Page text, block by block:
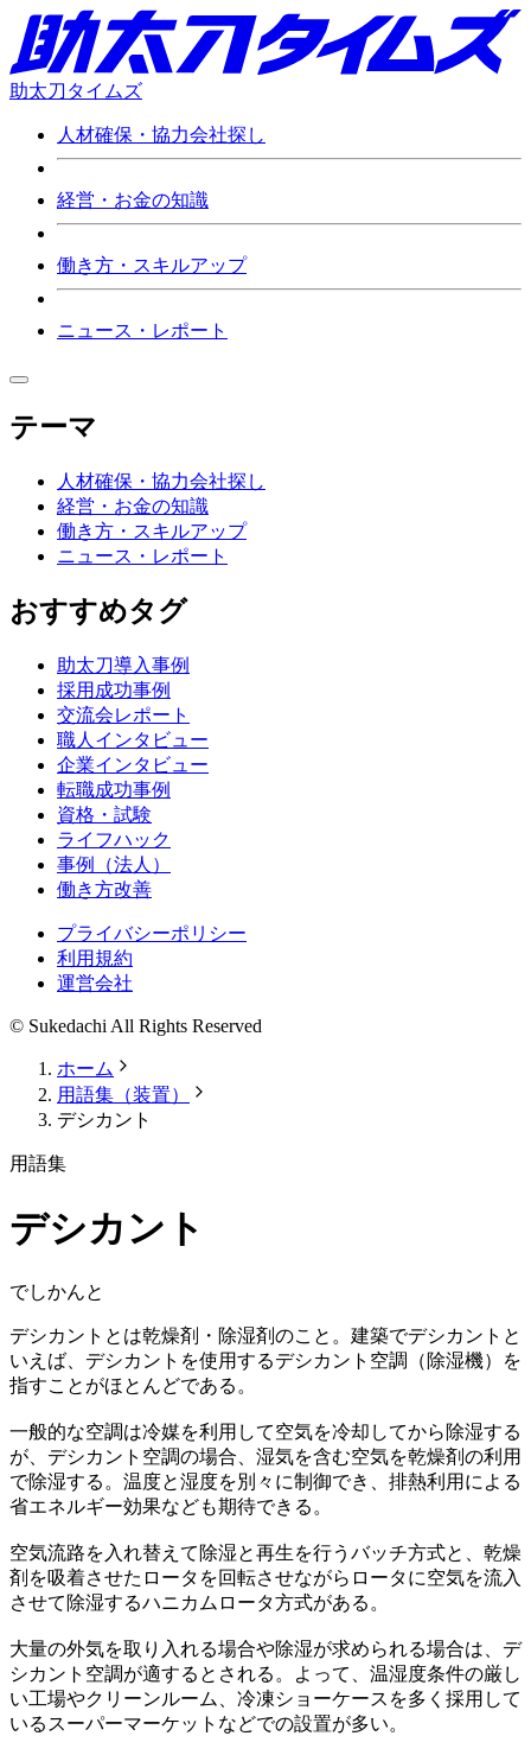
助太刀タイムズ
人材確保・協力会社探し
経営・お金の知識
働き方・スキルアップ
ニュース・レポート
テーマ
人材確保・協力会社探し
経営・お金の知識
働き方・スキルアップ
ニュース・レポート
おすすめタグ
助太刀導入事例
採用成功事例
交流会レポート
職人インタビュー
企業インタビュー
転職成功事例
資格・試験
ライフハック
事例（法人）
働き方改善
プライバシーポリシー
利用規約
運営会社
© Sukedachi All Rights Reserved
ホーム
用語集（装置）
デシカント
用語集
デシカント
でしかんと
デシカントとは乾燥剤・除湿剤のこと。建築でデシカントと
いえば、デシカントを使用するデシカント空調（除湿機）を
指すことがほとんどである。
一般的な空調は冷媒を利用して空気を冷却してから除湿する
が、デシカント空調の場合、湿気を含む空気を乾燥剤の利用
で除湿する。温度と湿度を別々に制御でき、排熱利用による
省エネルギー効果なども期待できる。
空気流路を入れ替えて除湿と再生を行うバッチ方式と、乾燥
剤を吸着させたロータを回転させながらロータに空気を流入
させて除湿するハニカムロータ方式がある。
大量の外気を取り入れる場合や除湿が求められる場合は、デ
シカント空調が適するとされる。よって、温湿度条件の厳し
い工場やクリーンルーム、冷凍ショーケースを多く採用して
いるスーパーマーケットなどでの設置が多い。